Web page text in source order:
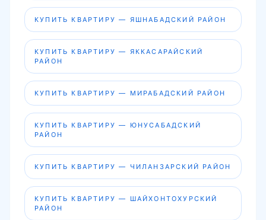
КУПИТЬ КВАРТИРУ — ЯШНАБАДСКИЙ РАЙОН
КУПИТЬ КВАРТИРУ — ЯККАСАРАЙСКИЙ
РАЙОН
КУПИТЬ КВАРТИРУ — МИРАБАДСКИЙ РАЙОН
КУПИТЬ КВАРТИРУ — ЮНУСАБАДСКИЙ
РАЙОН
КУПИТЬ КВАРТИРУ — ЧИЛАНЗАРСКИЙ РАЙОН
КУПИТЬ КВАРТИРУ — ШАЙХОНТОХУРСКИЙ
РАЙОН